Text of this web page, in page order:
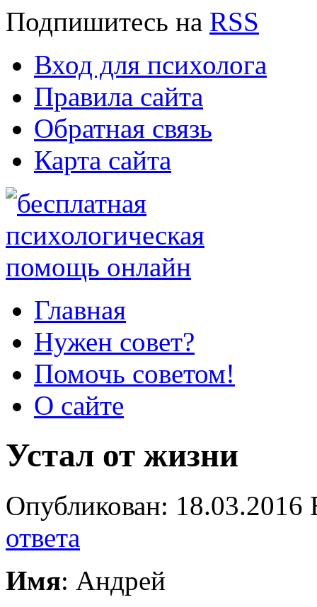
Подпишитесь на RSS
Вход для психолога
Правила сайта
Обратная связь
Карта сайта
Главная
Нужен совет?
Помочь советом!
О сайте
Устал от жизни
Опубликован:
ответа
Имя: Андрей